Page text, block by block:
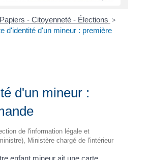
Papiers - Citoyenneté - Élections >
d'identité d'un mineur : première
d'un mineur :
de l'information légale et
Ministère chargé de l'intérieur
enfant mineur ait une carte